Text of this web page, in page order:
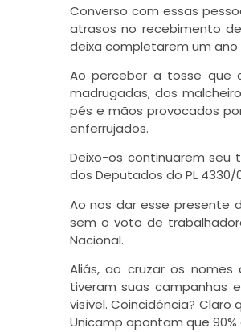
Converso com essas
atrasos no recebimento
deixa completarem um
Ao perceber a tosse que
madrugadas, dos
pés e mãos provocados
enferrujados.
Deixo-os continuarem
dos Deputados do PL 4330/
Ao nos dar esse presente
sem o voto de
Nacional.
Aliás, ao cruzar os
tiveram suas campanhas
visível. Coincidência? Claro
Unicamp apontam que